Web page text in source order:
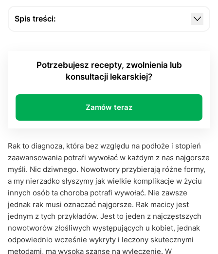
Spis treści:
Diagnoza raka macicy
Najczęściej zadawane pytania:
Potrzebujesz recepty, zwolnienia lub
konsultacji lekarskiej?
Zamów teraz
Rak to diagnoza, która bez względu na podłoże i stopień
zaawansowania potrafi wywołać w każdym z nas najgorsze
myśli. Nic dziwnego. Nowotwory przybierają różne formy,
a my nierzadko słyszymy jak wielkie komplikacje w życiu
innych osób ta choroba potrafi wywołać. Nie zawsze
jednak rak musi oznaczać najgorsze. Rak macicy jest
jednym z tych przykładów. Jest to jeden z najczęstszych
nowotworów złośliwych występujących u kobiet, jednak
odpowiednio wcześnie wykryty i leczony skutecznymi
metodami, ma wysoką szansę na wyleczenie. W